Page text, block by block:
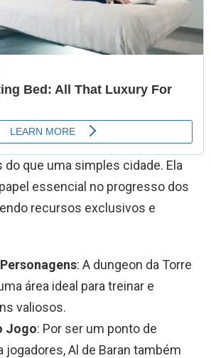
do que uma simples cidade. Ela
essencial no progresso dos
recursos exclusivos e
: A dungeon da Torre
área ideal para treinar e
valiosos.
Jogo: Por ser um ponto de
jogadores, Al de Baran também